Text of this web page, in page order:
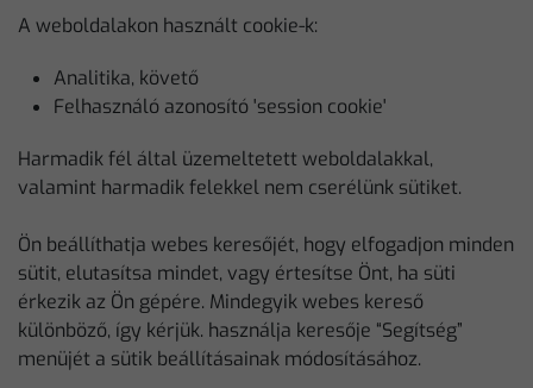
A weboldalakon használt cookie-k:
Analitika, követő
Felhasználó azonosító 'session cookie'
Harmadik fél által üzemeltetett weboldalakkal,
valamint harmadik felekkel nem cserélünk sütiket.
Ön beállíthatja webes keresőjét, hogy elfogadjon minden
sütit, elutasítsa mindet, vagy értesítse Önt, ha süti
érkezik az Ön gépére. Mindegyik webes kereső
különböző, így kérjük. használja keresője “Segítség”
menüjét a sütik beállításainak módosításához.